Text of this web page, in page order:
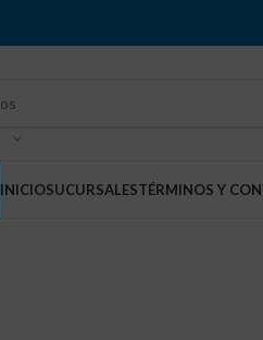
INICIOSUCURSALESTÉRMINOS Y